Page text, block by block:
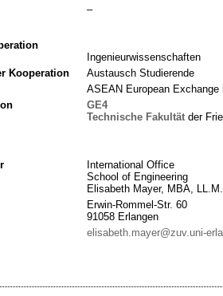
–
Ingenieurwissenschaften
Kooperation
Austausch Studierende
ASEAN European Exchange
GE4
TechnischeFakultätder
International Office
School of Engineering
Elisabeth Mayer, MBA, LL.M.
Erwin-Rommel-Str. 60
91058 Erlangen
elisabeth.mayer@zuv.uni-